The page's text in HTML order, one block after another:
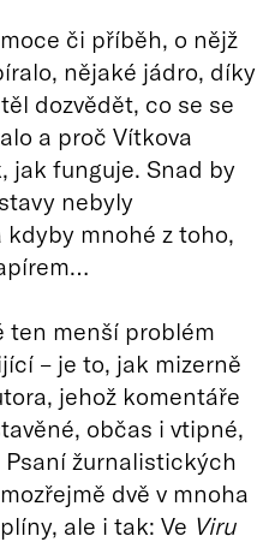
či příběh, o nějž
nějaké jádro, díky
dozvědět, co se se
a proč Vítkova
jak funguje. Snad by
nebyly
mnohé z toho,
ten menší problém
– je to, jak mizerně
jehož komentáře
občas i vtipné,
žurnalistických
dvě v mnoha
ale i tak: Ve Viru